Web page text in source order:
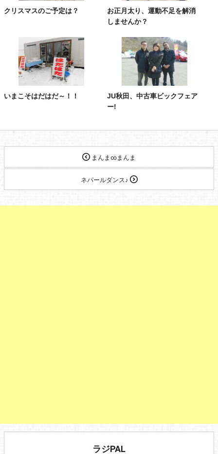
クリスマスのご予定は？
お正月太り、運動不足を解消
しませんか？
いまこそはだはだ～！！
JU秋田、中古車ビックフェア
ー!
まんま∞まんま
ネパールダンス♪
ラジPAL